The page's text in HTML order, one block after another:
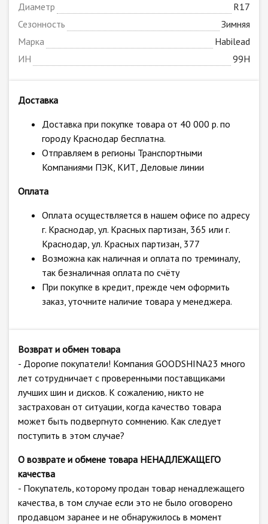
Диаметр
R17
Сезонность
Зимняя
Марка
Habilead
ИН
99H
Доставка
Доставка при покупке товара от 40 000 р. по
городу Краснодар бесплатна.
Отправляем в регионы Транспортными
Компаниями ПЭК, КИТ, Деловые линии
Оплата
Оплата осуществляется в нашем офисе по адресу
г. Краснодар, ул. Красных партизан, 365 или г.
Краснодар, ул. Красных партизан, 377
Возможна как наличная и оплата по треминалу,
так безналичная оплата по счёту
При покупке в кредит, прежде чем оформить
заказ, уточните наличие товара у менеджера.
Возврат и обмен товара
- Дорогие покупатели! Компания GOODSHINA23 много
лет сотрудничает с проверенными поставщиками
лучших шин и дисков. К сожалению, никто не
застрахован от ситуации, когда качество товара
может быть подвергнуто сомнению. Как следует
поступить в этом случае?
О возврате и обмене товара НЕНАДЛЕЖАЩЕГО
качества
- Покупатель, которому продан товар ненадлежащего
качества, в том случае если это не было оговорено
продавцом заранее и не обнаружилось в момент